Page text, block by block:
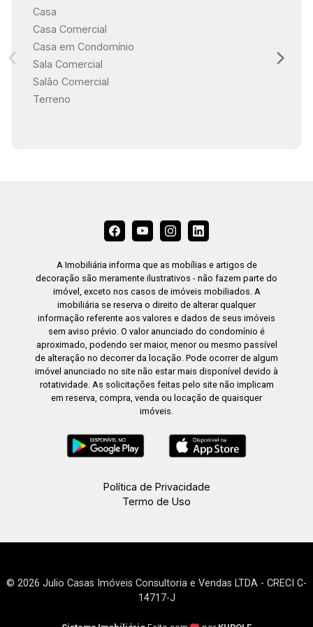
Casa
Casa Comercial
Casa em Condomínio
Sala Comercial
Salão Comercial
Terreno
A Imobiliária informa que as mobílias e artigos de
decoração são meramente ilustrativos - não fazem parte do
imóvel, exceto nos casos de imóveis mobiliados. A
imobiliária se reserva o direito de alterar qualquer
informação referente aos valores e dados de seus imóveis
sem aviso prévio. O valor anunciado do condomínio é
aproximado, podendo ser maior, menor ou mesmo passível
de alteração no decorrer da locação. Pode ocorrer de algum
imóvel anunciado no site não estar mais disponível devido à
rotatividade. As solicitações feitas pelo site não implicam
em reserva, compra, venda ou locação de quaisquer
imóveis.
Política de Privacidade
Termo de Uso
© 2026 Julio Casas Imóveis Consultoria e Vendas LTDA - CRECI C-
14717-J